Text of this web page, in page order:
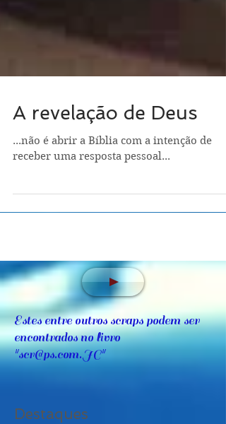
A revelação de Deus
...não é abrir a Bíblia com a intenção de
Estes entre outros scraps podem ser
encontrados no livro